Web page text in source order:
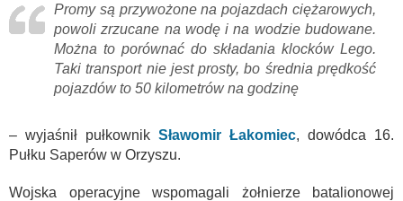
Promy są przywożone na pojazdach ciężarowych,
powoli zrzucane na wodę i na wodzie budowane.
Można to porównać do składania klocków Lego.
Taki transport nie jest prosty, bo średnia prędkość
pojazdów to 50 kilometrów na godzinę
– wyjaśnił pułkownik Sławomir Łakomiec, dowódca 16.
Pułku Saperów w Orzyszu.
Wojska operacyjne wspomagali żołnierze batalionowej